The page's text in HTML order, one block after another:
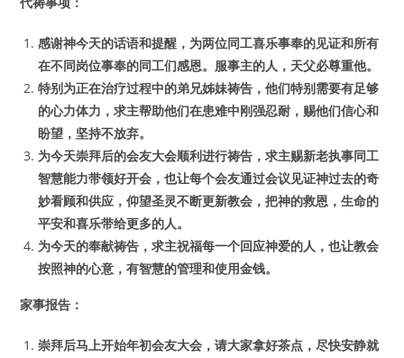
感谢神今天的话语和提醒，为两位同工喜乐事奉的见证和所有
在不同岗位事奉的同工们感恩。服事主的人，天父必尊重他。
特别为正在治疗过程中的弟兄姊妹祷告，他们特别需要有足够
的心力体力，求主帮助他们在患难中刚强忍耐，赐他们信心和
盼望，坚持不放弃。
为今天崇拜后的会友大会顺利进行祷告，求主赐新老执事同工
智慧能力带领好开会，也让每个会友通过会议见证神过去的奇
妙看顾和供应，仰望圣灵不断更新教会，把神的救恩，生命的
平安和喜乐带给更多的人。
为今天的奉献祷告，求主祝福每一个回应神爱的人，也让教会
按照神的心意，有智慧的管理和使用金钱。
家事报告：
崇拜后马上开始年初会友大会，请大家拿好茶点，尽快安静就